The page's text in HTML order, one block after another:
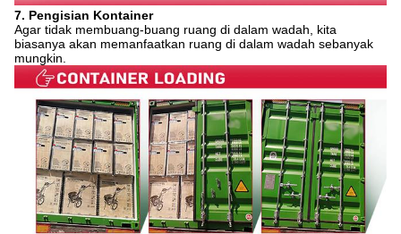
7. Pengisian Kontainer
Agar tidak membuang-buang ruang di dalam wadah, kita
biasanya akan memanfaatkan ruang di dalam wadah sebanyak
mungkin.